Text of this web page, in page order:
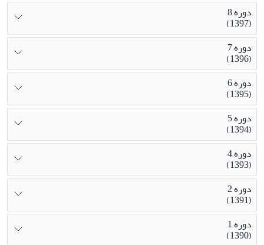
دوره 8
(1397)
دوره 7
(1396)
دوره 6
(1395)
دوره 5
(1394)
دوره 4
(1393)
دوره 2
(1391)
دوره 1
(1390)